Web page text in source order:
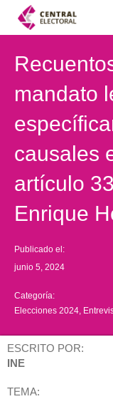
mandato
causales
artículo
Enrique
Publicado el:
junio 5, 2024
Categoría:
Elecciones 2024
ESCRITO POR:
INE
TEMA: